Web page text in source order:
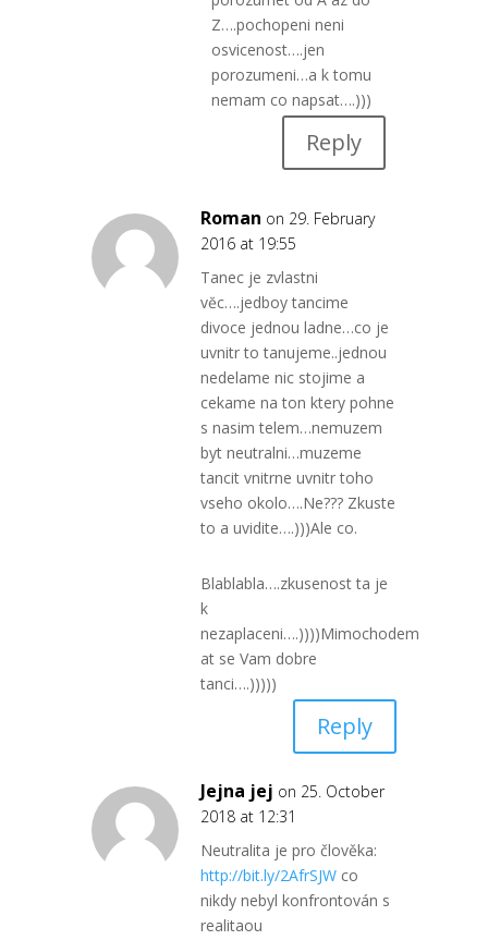
Z….pochopeni neni
osvicenost….jen
porozumeni…a k tomu
nemam co napsat….)))
Reply
Roman on 29. February
2016 at 19:55
Tanec je zvlastni
vĕc….jedboy tancime
divoce jednou ladne…co je
uvnitr to tanujeme..jednou
nedelame nic stojime a
cekame na ton ktery pohne
s nasim telem…nemuzem
byt neutralni…muzeme
tancit vnitrne uvnitr toho
vseho okolo….Ne??? Zkuste
to a uvidite….)))Ale co.
Blablabla….zkusenost ta je
k
nezaplaceni….))))Mimochodem
at se Vam dobre
tanci….)))))
Reply
Jejna jej on 25. October
2018 at 12:31
Neutralita je pro člověka:
http://bit.ly/2AfrSJW co
nikdy nebyl konfrontován s
realitaou